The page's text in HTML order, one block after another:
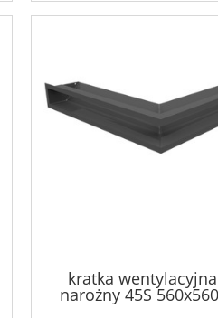
kratka
narożny 45S
kolor grafitowy